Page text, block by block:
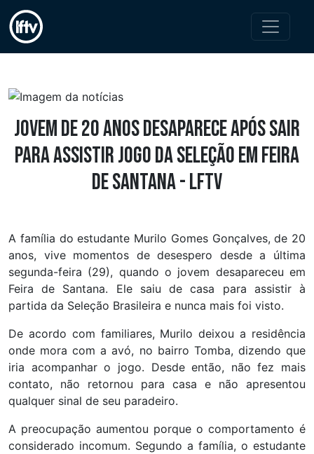
Jovem de 20 anos desaparece após sair
para assistir jogo da Seleção em Feira
de Santana - LFTV
A família do estudante Murilo Gomes Gonçalves, de 20
anos, vive momentos de desespero desde a última
segunda-feira (29), quando o jovem desapareceu em
Feira de Santana. Ele saiu de casa para assistir à
partida da Seleção Brasileira e nunca mais foi visto.
De acordo com familiares, Murilo deixou a residência
onde mora com a avó, no bairro Tomba, dizendo que
iria acompanhar o jogo. Desde então, não fez mais
contato, não retornou para casa e não apresentou
qualquer sinal de seu paradeiro.
A preocupação aumentou porque o comportamento é
considerado incomum. Segundo a família, o estudante